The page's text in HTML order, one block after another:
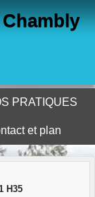
PRATIQUES
et plan
H35